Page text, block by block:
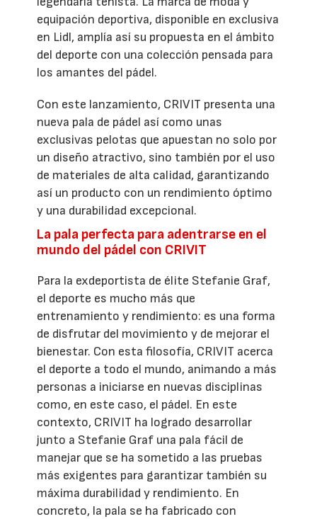
equipación deportiva, disponible en exclusiva
en Lidl, amplía así su propuesta en el ámbito
del deporte con una colección pensada para
los amantes del pádel.
Con este lanzamiento, CRIVIT presenta una
nueva pala de pádel así como unas
exclusivas pelotas que apuestan no solo por
un diseño atractivo, sino también por el uso
de materiales de alta calidad, garantizando
así un producto con un rendimiento óptimo
y una durabilidad excepcional.
La pala perfecta para adentrarse en el
mundo del pádel con CRIVIT
Para la exdeportista de élite Stefanie Graf,
el deporte es mucho más que
entrenamiento y rendimiento: es una forma
de disfrutar del movimiento y de mejorar el
bienestar. Con esta filosofía, CRIVIT acerca
el deporte a todo el mundo, animando a más
personas a iniciarse en nuevas disciplinas
como, en este caso, el pádel. En este
contexto, CRIVIT ha logrado desarrollar
junto a Stefanie Graf una pala fácil de
manejar que se ha sometido a las pruebas
más exigentes para garantizar también su
máxima durabilidad y rendimiento. En
concreto, la pala se ha fabricado con